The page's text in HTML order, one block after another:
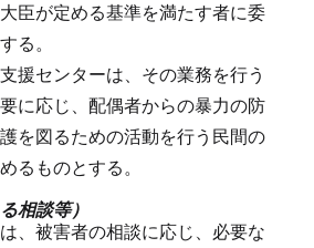
臣が定める基準を満たす者に委
る。
援センターは、その業務を行う
に応じ、配偶者からの暴力の防
を図るための活動を行う民間の
るものとする。
相談等）
、被害者の相談に応じ、必要な